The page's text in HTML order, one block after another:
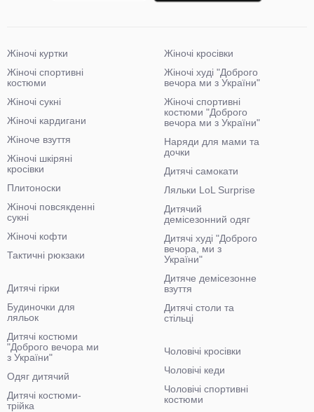
Жіночі куртки
Жіночі спортивні
костюми
Жіночі сукні
Жіночі кардигани
Жіноче взуття
Жіночі шкіряні
кросівки
Плитоноски
Жіночі повсякденні
сукні
Жіночі кофти
Тактичні рюкзаки
Жіночі кросівки
Жіночі худі "Доброго
вечора ми з України"
Жіночі спортивні
костюми "Доброго
вечора ми з України"
Наряди для мами та
дочки
Дитячі самокати
Ляльки LoL Surprise
Дитячий
демісезонний одяг
Дитячі худі "Доброго
вечора, ми з
України"
Дитяче демісезонне
взуття
Дитячі столи та
стільці
Дитячі гірки
Будиночки для
ляльок
Дитячі костюми
"Доброго вечора ми
з України"
Одяг дитячий
Дитячі костюми-
трійка
Чоловічі кросівки
Чоловічі кеди
Чоловічі спортивні
костюми